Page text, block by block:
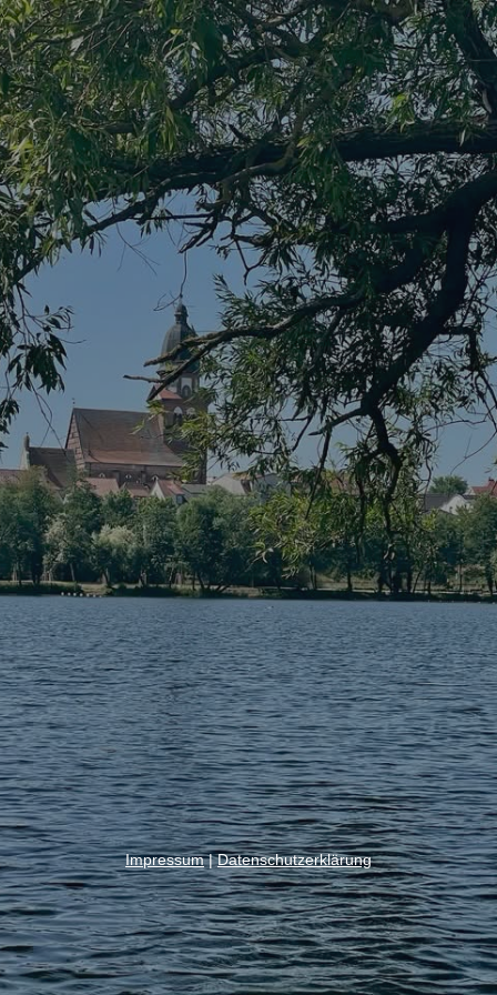
Impressum|Datenschutzerklärung